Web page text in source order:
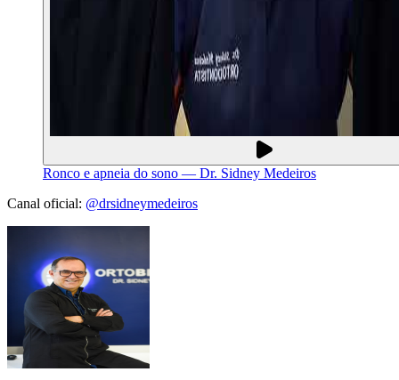
Ronco e apneia do sono — Dr. Sidney Medeiros
Canal oficial: @drsidneymedeiros